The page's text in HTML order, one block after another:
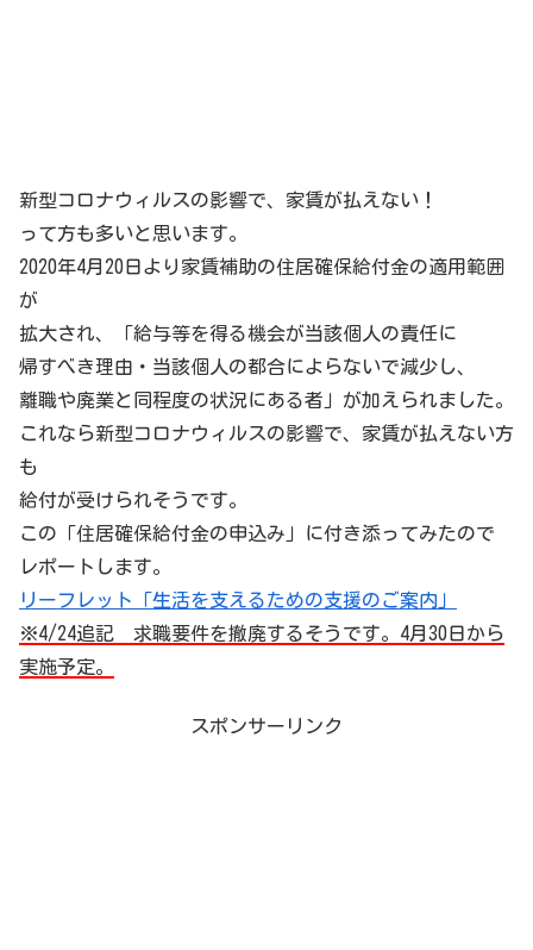
新型コロナウィルスの影響で、家賃が払えない！
って方も多いと思います。
2020年4月20日より家賃補助の住居確保給付金の適用範囲
が
拡大され、「給与等を得る機会が当該個人の責任に
帰すべき理由・当該個人の都合によらないで減少し、
離職や廃業と同程度の状況にある者」が加えられました。
これなら新型コロナウィルスの影響で、家賃が払えない方
も
給付が受けられそうです。
この「住居確保給付金の申込み」に付き添ってみたので
レポートします。
リーフレット「生活を支えるための支援のご案内」
※4/24追記 求職要件を撤廃するそうです。4月30日から
実施予定。
スポンサーリンク